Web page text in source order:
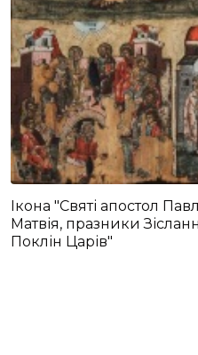
Ікона "Святі апостол
Матвія, празники
Поклін Царів"